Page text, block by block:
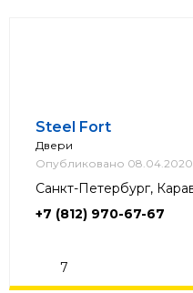
Steel Fort
Двери
Опубликовано 08.04.2020
Санкт-Петербург,
+7 (812) 970-67-67
7